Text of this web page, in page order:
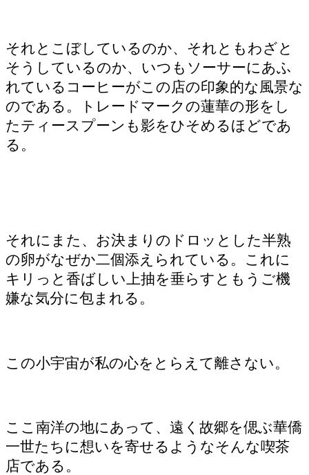
それとこぼしているのか、それともわざと
そうしているのか、いつもソーサーにあふ
れているコーヒーがこの店の印象的な風景な
のである。トレードマークの蓮華の形をし
たティースプーンも影をひそめるほどであ
る。
それにまた、お決まりのドロッとした半熟
の卵がなぜか二個添えられている。これに
キリっと香ばしい上抽を垂らすともうご機
嫌な気分に包まれる。
この小宇宙が私の心をとらえて離さない。
ここ南洋の地にあって、遠く故郷を偲ぶ華僑
一世たちに想いを寄せるようなそんな喫茶
店である。